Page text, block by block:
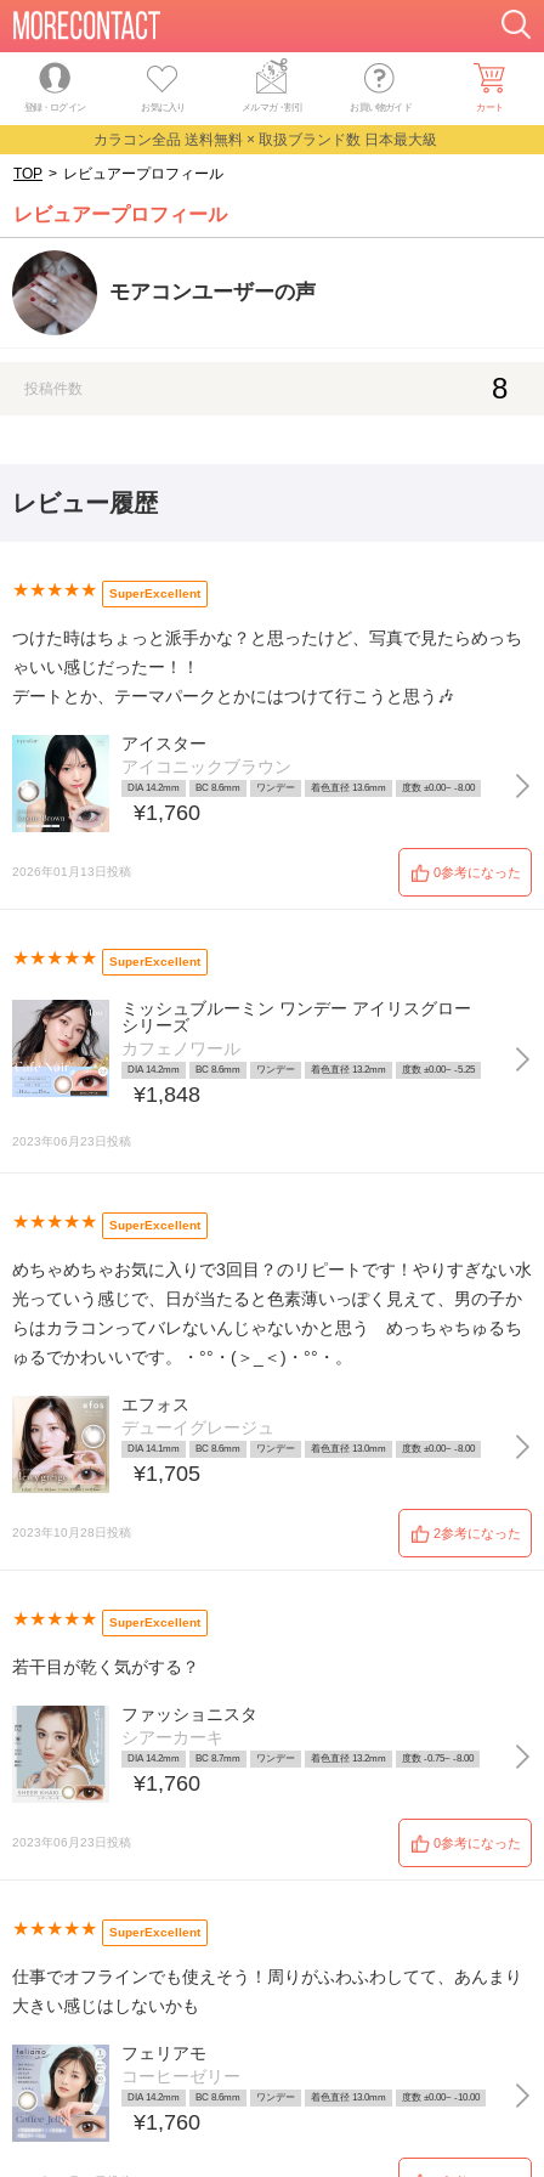
登録・ログイン お気に入り メルマガ・割引 お買い物ガイド カート
カラコン全品 送料無料 × 取扱ブランド数 日本最大級
TOP > レビュアープロフィール
レビュアープロフィール
モアコンユーザーの声
投稿件数 8
レビュー履歴
★★★★★ SuperExcellent
つけた時はちょっと派手かな？と思ったけど、写真で見たらめっち
ゃいい感じだったー！！
デートとか、テーマパークとかにはつけて行こうと思う🎶
アイスター
アイコニックブラウン
DIA 14.2mm BC 8.6mm ワンデー 着色直径 13.6mm 度数 ±0.00~ -8.00
¥1,760
2026年01月13日投稿 0参考になった
★★★★★ SuperExcellent
ミッシュブルーミン ワンデー アイリスグロー
シリーズ
カフェノワール
DIA 14.2mm BC 8.6mm ワンデー 着色直径 13.2mm 度数 ±0.00~ -5.25
¥1,848
2023年06月23日投稿
★★★★★ SuperExcellent
めちゃめちゃお気に入りで3回目？のリピートです！やりすぎない水
光っていう感じで、日が当たると色素薄いっぽく見えて、男の子か
らはカラコンってバレないんじゃないかと思う めっちゃちゅるち
ゅるでかわいいです。・°°・(＞_＜)・°°・。
エフォス
デューイグレージュ
DIA 14.1mm BC 8.6mm ワンデー 着色直径 13.0mm 度数 ±0.00~ -8.00
¥1,705
2023年10月28日投稿 2参考になった
★★★★★ SuperExcellent
若干目が乾く気がする？
ファッショニスタ
シアーカーキ
DIA 14.2mm BC 8.7mm ワンデー 着色直径 13.2mm 度数 -0.75~ -8.00
¥1,760
2023年06月23日投稿 0参考になった
★★★★★ SuperExcellent
仕事でオフラインでも使えそう！周りがふわふわしてて、あんまり
大きい感じはしないかも
フェリアモ
コーヒーゼリー
DIA 14.2mm BC 8.6mm ワンデー 着色直径 13.0mm 度数 ±0.00~ -10.00
¥1,760